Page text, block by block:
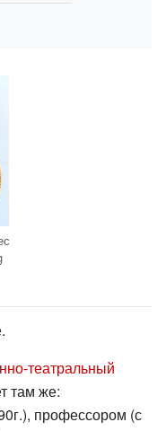
театральный
там же:
профессором (с